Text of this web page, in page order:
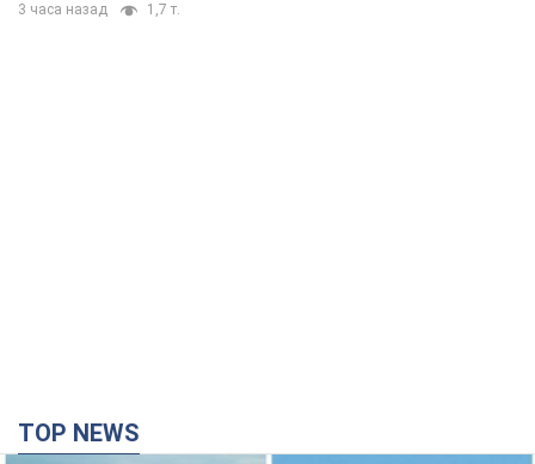
3 часа назад 1,7 т.
TOP NEWS